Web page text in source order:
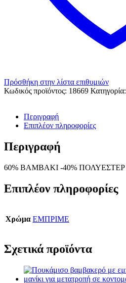
Πρόσθήκη στην λίστα επιθυμιών
Κωδικός προϊόντος: 18669 Κατηγορία:
Περιγραφή
Επιπλέον πληροφορίες
Περιγραφή
60% ΒΑΜΒΑΚΙ -40% ΠΟΛΥΕΣΤΕΡ
Επιπλέον πληροφορίες
Χρώμα ΕΜΠΡΙΜΕ
Σχετικά προϊόντα